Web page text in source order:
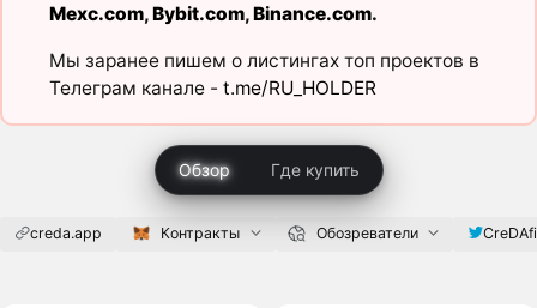
Mexc.com,Bybit.com,Binance.com.
Мы заранее пишем о листингах топ проектов в
Телеграм канале - t.me/RU_HOLDER
Обзор Где купить
creda.app Контракты Обозреватели